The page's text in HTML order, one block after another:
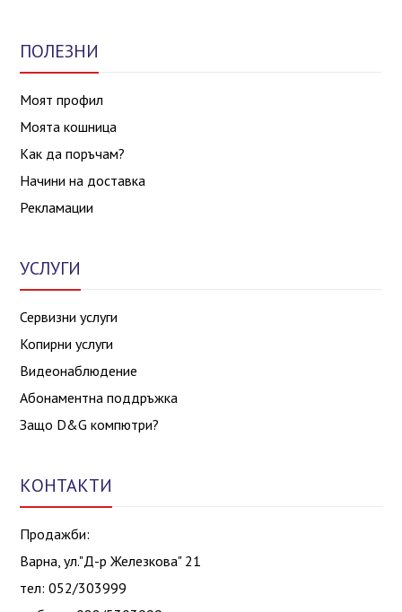
ПОЛЕЗНИ
Моят профил
Моята кошница
Как да поръчам?
Начини на доставка
Рекламации
УСЛУГИ
Сервизни услуги
Копирни услуги
Видеонаблюдение
Абонаментна поддръжка
Защо D&G компютри?
КОНТАКТИ
Продажби:
Варна, ул."Д-р Железкова" 21
тел: 052/303999